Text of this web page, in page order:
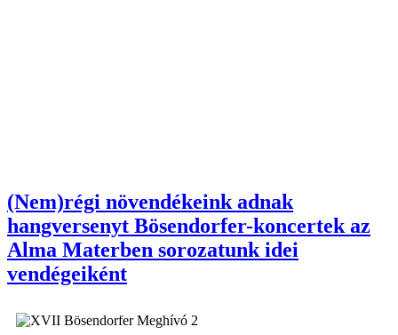
(Nem)régi növendékeink adnak
hangversenyt Bösendorfer-koncertek az
Alma Materben sorozatunk idei
vendégeiként